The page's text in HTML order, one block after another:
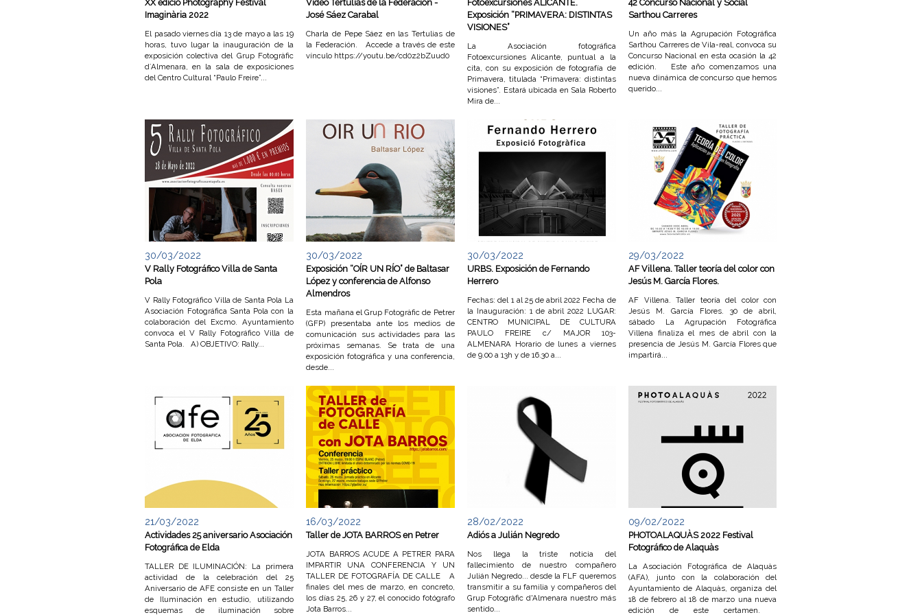
XX edició Photography Festival
Imaginària 2022
El pasado viernes día 13 de mayo a las 19
horas, tuvo lugar la inauguración de la
exposición colectiva del Grup Fotogràfic
d´Almenara, en la sala de exposiciones
del Centro Cultural “Paulo Freire”...
Video Tertulias de la Federación -
José Sáez Carabal
Charla de Pepe Sáez en las Tertulias de
la Federación. Accede a través de este
vínculo https://youtu.be/cd0z2bZuud0
Fotoexcursiones ALICANTE.
Exposición “PRIMAVERA: DISTINTAS
VISIONES”
La Asociación fotográfica
Fotoexcursiones Alicante, puntual a la
cita, con su exposición de fotografía de
Primavera, titulada “Primavera: distintas
visiones”. Estará ubicada en Sala Roberto
Mira de...
42 Concurso Nacional y Social
Sarthou Carreres
Un año más la Agrupación Fotográfica
Sarthou Carreres de Vila-real, convoca su
Concurso Nacional en esta ocasión la 42
edición. Este año comenzamos una
nueva dinámica de concurso que hemos
querido...
30/03/2022
V Rally Fotográfico Villa de Santa
Pola
V Rally Fotográfico Villa de Santa Pola La
Asociación Fotográfica Santa Pola con la
colaboración del Excmo. Ayuntamiento
convoca el V Rally Fotográfico Villa de
Santa Pola. A) OBJETIVO: Rally...
30/03/2022
Exposición “OÍR UN RÍO” de Baltasar
López y conferencia de Alfonso
Almendros
Esta mañana el Grup Fotogràfic de Petrer
(GFP) presentaba ante los medios de
comunicación sus actividades para las
próximas semanas. Se trata de una
exposición fotográfica y una conferencia,
desde...
30/03/2022
URBS. Exposición de Fernando
Herrero
Fechas: del 1 al 25 de abril 2022 Fecha de
la Inauguración: 1 de abril 2022 LUGAR:
CENTRO MUNICIPAL DE CULTURA
PAULO FREIRE c/ MAJOR 103-
ALMENARA Horario de lunes a viernes
de 9.00 a 13h y de 16.30 a...
29/03/2022
AF Villena. Taller teoría del color con
Jesús M. García Flores.
AF Villena. Taller teoría del color con
Jesús M. García Flores. 30 de abril,
sábado La Agrupación Fotográfica
Villena finaliza el mes de abril con la
presencia de Jesús M. García Flores que
impartirá...
21/03/2022
Actividades 25 aniversario Asociación
Fotográfica de Elda
TALLER DE ILUMINACIÓN: La primera
actividad de la celebración del 25
Aniversario de AFE consiste en un Taller
de Iluminación en estudio, utilizando
esquemas de iluminación sobre
16/03/2022
Taller de JOTA BARROS en Petrer
JOTA BARROS ACUDE A PETRER PARA
IMPARTIR UNA CONFERENCIA Y UN
TALLER DE FOTOGRAFÍA DE CALLE A
finales del mes de marzo, en concreto,
los días 25, 26 y 27, el conocido fotógrafo
Jota Barros...
28/02/2022
Adiós a Julián Negredo
Nos llega la triste noticia del
fallecimiento de nuestro compañero
Julián Negredo... desde la FLF queremos
transmitir a su familia y compañeros del
Grup Fotogràfic d'Almenara nuestro más
sentido...
09/02/2022
PHOTOALAQUÀS 2022 Festival
Fotográfico de Alaquàs
La Asociación Fotográfica de Alaquàs
(AFA), junto con la colaboración del
Ayuntamiento de Alaquàs, organiza del
18 de febrero al 18 de marzo una nueva
edición de este certamen.